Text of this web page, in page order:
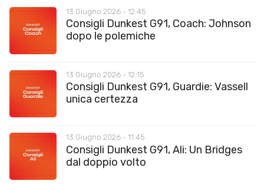
13 Giugno 2026 - 12:45
Consigli Dunkest G91, Coach: Johnson
dopo le polemiche
13 Giugno 2026 - 12:15
Consigli Dunkest G91, Guardie: Vassell
unica certezza
13 Giugno 2026 - 11:45
Consigli Dunkest G91, Ali: Un Bridges
dal doppio volto